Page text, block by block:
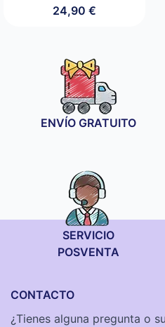
24,90€
ENVÍO GRATUITO
SERVICIO
POSVENTA
CONTACTO
¿Tienes alguna pregunta o